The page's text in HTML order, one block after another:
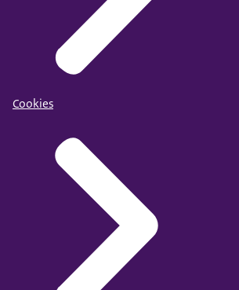
Cookies